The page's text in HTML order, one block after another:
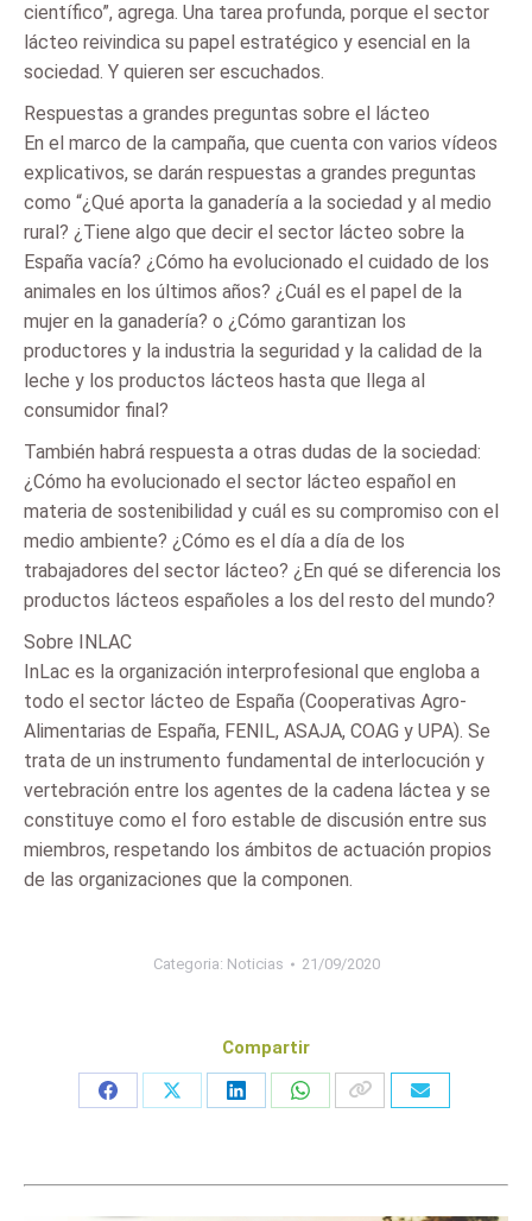
científico”, agrega. Una tarea profunda, porque el sector
lácteo reivindica su papel estratégico y esencial en la
sociedad. Y quieren ser escuchados.
Respuestas a grandes preguntas sobre el lácteo
En el marco de la campaña, que cuenta con varios vídeos
explicativos, se darán respuestas a grandes preguntas
como “¿Qué aporta la ganadería a la sociedad y al medio
rural? ¿Tiene algo que decir el sector lácteo sobre la
España vacía? ¿Cómo ha evolucionado el cuidado de los
animales en los últimos años? ¿Cuál es el papel de la
mujer en la ganadería? o ¿Cómo garantizan los
productores y la industria la seguridad y la calidad de la
leche y los productos lácteos hasta que llega al
consumidor final?
También habrá respuesta a otras dudas de la sociedad:
¿Cómo ha evolucionado el sector lácteo español en
materia de sostenibilidad y cuál es su compromiso con el
medio ambiente? ¿Cómo es el día a día de los
trabajadores del sector lácteo? ¿En qué se diferencia los
productos lácteos españoles a los del resto del mundo?
Sobre INLAC
InLac es la organización interprofesional que engloba a
todo el sector lácteo de España (Cooperativas Agro-
Alimentarias de España, FENIL, ASAJA, COAG y UPA). Se
trata de un instrumento fundamental de interlocución y
vertebración entre los agentes de la cadena láctea y se
constituye como el foro estable de discusión entre sus
miembros, respetando los ámbitos de actuación propios
de las organizaciones que la componen.
Categoria: Noticias 21/09/2020
Compartir
Share
Share
Share
Share